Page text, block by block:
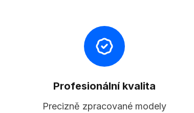
Profesionální kvalita
Precizně zpracované modely